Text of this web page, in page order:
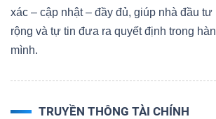
xác – cập nhật – đầy đủ, giúp nhà đầu tư
rộng và tự tin đưa ra quyết định trong
mình.
TRUYỀN THÔNG TÀI CHÍNH